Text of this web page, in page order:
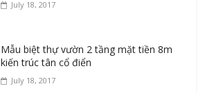
July 18, 2017
Mẫu biệt thự vườn 2 tầng mặt tiền 8m
kiến trúc tân cổ điển
July 18, 2017